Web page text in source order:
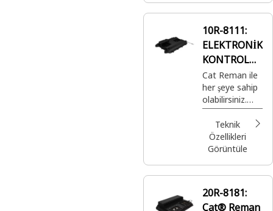
10R-8111:
ELEKTRONİK
KONTROL
GRUBU
Cat Reman ile
her şeye sahip
olabilirsiniz.
Doğru
zamanda ve
yerde
kullanmanız
garanti ile
derece uygun
Teknik
Özellikleri
Görüntüle
20R-8181:
Cat® Reman